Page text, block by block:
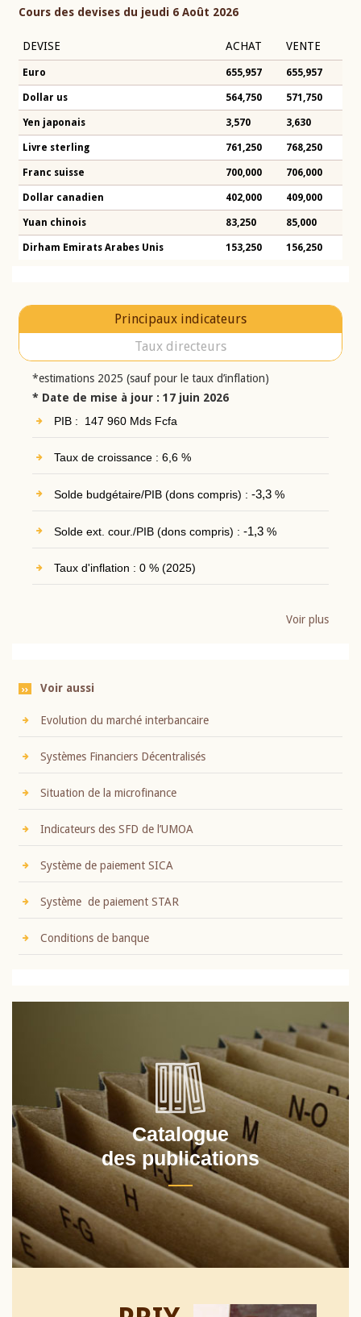
Cours des devises du jeudi 6 Août 2026
DEVISE ACHAT VENTE
Euro 655,957 655,957
Dollar us 564,750 571,750
Yen japonais 3,570 3,630
Livre sterling 761,250 768,250
Franc suisse 700,000 706,000
Dollar canadien 402,000 409,000
Yuan chinois 83,250 85,000
Dirham Emirats Arabes Unis 153,250 156,250
Principaux indicateurs
Taux directeurs
*estimations 2025 (sauf pour le taux d’inflation)
* Date de mise à jour : 17 juin 2026
PIB : 147 960 Mds Fcfa
Taux de croissance : 6,6 %
Solde budgétaire/PIB (dons compris) : -3,3%
Solde ext. cour./PIB (dons compris) : -1,3%
Taux d'inflation : 0 % (2025)
Voir plus
Voir aussi
Evolution du marché interbancaire
Systèmes Financiers Décentralisés
Situation de la microfinance
Indicateurs des SFD de l’UMOA
Système de paiement SICA
Système de paiement STAR
Conditions de banque
Catalogue
des publications